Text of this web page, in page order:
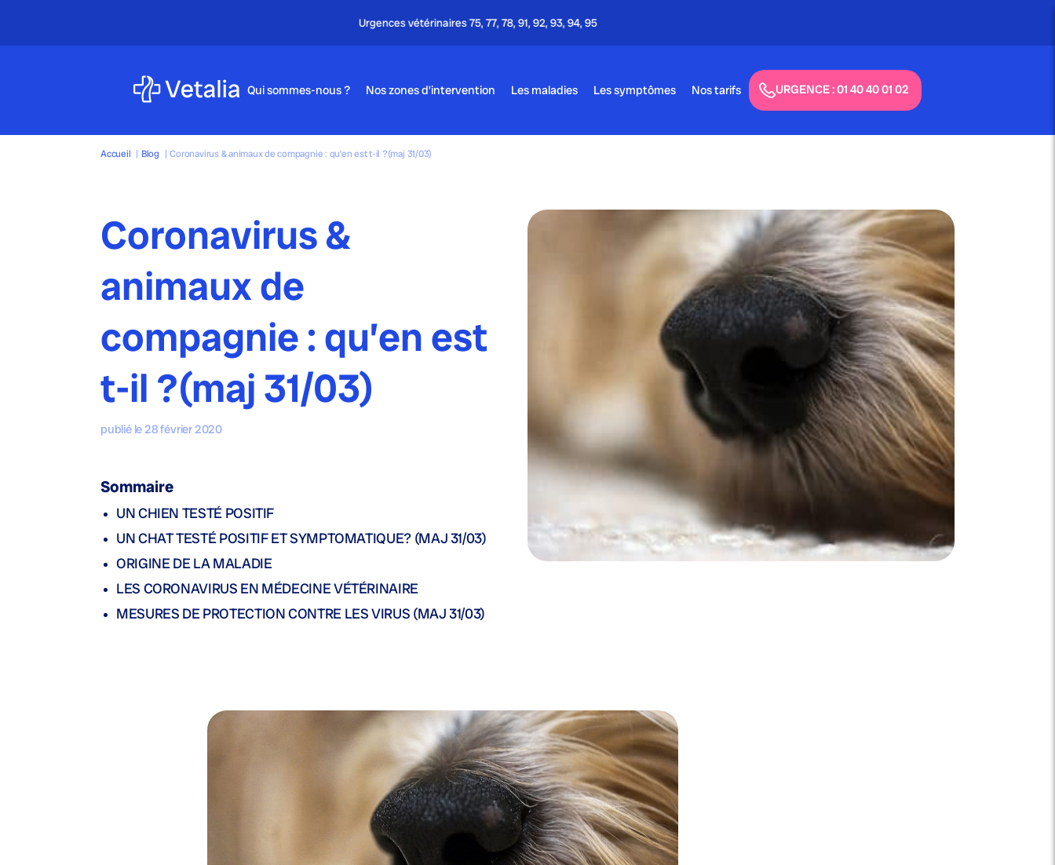
Appel gratuit - 24h/24 & 7j/7
Qui sommes-nous ? Nos zones d’intervention Les maladies Les symptômes Nos tarifs URGENCE : 01 40 40 01 02
Accueil | Blog | Coronavirus & animaux de compagnie : qu’en est t-il ?(maj 31/03)
Coronavirus &
animaux de
compagnie : qu’en est
t-il ?(maj 31/03)
publié le 28 février 2020
Sommaire
UN CHIEN TESTÉ POSITIF
UN CHAT TESTÉ POSITIF ET SYMPTOMATIQUE? (MAJ 31/03)
ORIGINE DE LA MALADIE
LES CORONAVIRUS EN MÉDECINE VÉTÉRINAIRE
MESURES DE PROTECTION CONTRE LES VIRUS (MAJ 31/03)